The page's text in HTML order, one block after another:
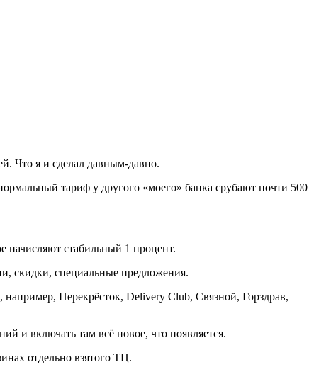
Что я и сделал давным-давно.
тариф у другого «моего» банка срубают почти 500
начисляют стабильный 1 процент.
скидки, специальные предложения.
Перекрёсток, Delivery Club, Связной, Горздрав,
и включать там всё новое, что появляется.
отдельно взятого TЦ.